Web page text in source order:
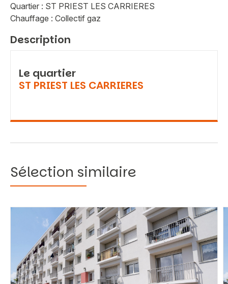
Quartier : ST PRIEST LES CARRIERES
Chauffage : Collectif gaz
Description
Le quartier
ST PRIEST LES CARRIERES
Sélection similaire